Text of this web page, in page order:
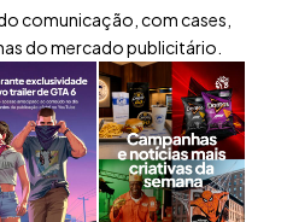
comunicação, com cases,
do mercado publicitário.